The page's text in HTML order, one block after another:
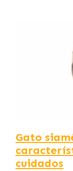
Gato
cuidados